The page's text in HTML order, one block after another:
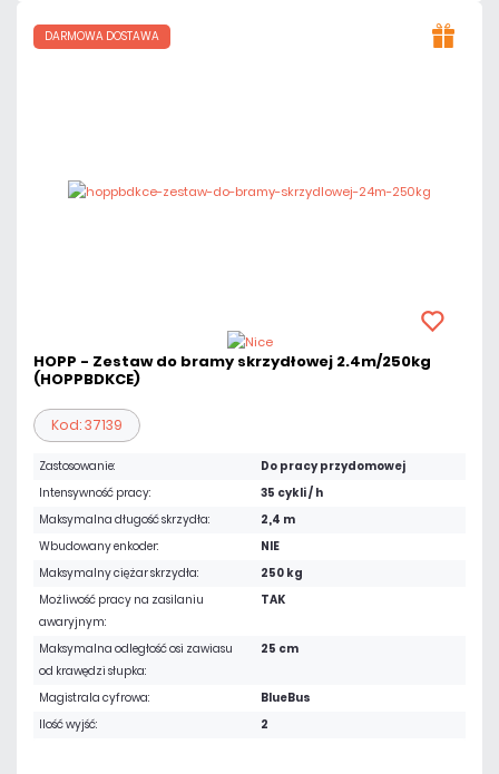
DARMOWA DOSTAWA
HOPP - Zestaw do bramy skrzydłowej 2.4m/250kg
(HOPPBDKCE)
Kod: 37139
Zastosowanie:
Do pracy przydomowej
Intensywność pracy:
35 cykli / h
Maksymalna długość skrzydła:
2,4 m
Wbudowany enkoder:
NIE
Maksymalny ciężar skrzydła:
250 kg
Możliwość pracy na zasilaniu
awaryjnym:
TAK
Maksymalna odległość osi zawiasu
od krawędzi słupka:
25 cm
Magistrala cyfrowa:
BlueBus
Ilość wyjść:
2